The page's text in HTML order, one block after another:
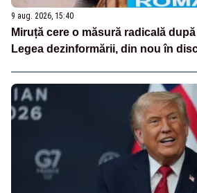
9 aug. 2026, 15:40
Miruță cere o măsură radicală
Legea dezinformării, din nou în